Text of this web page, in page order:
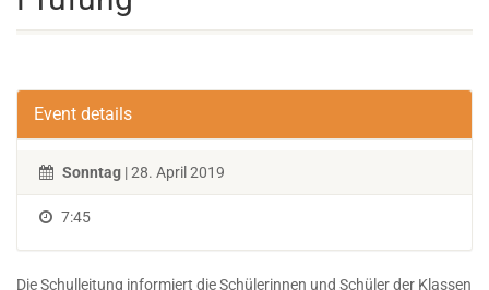
Event details
Sonntag | 28. April 2019
7:45
Die Schulleitung informiert die Schülerinnen und Schüler der Klassen